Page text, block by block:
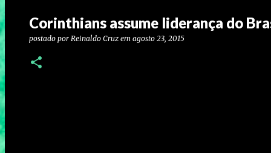
Corinthians assume liderança do
postado por Reinaldo Cruz em agosto 23, 2015